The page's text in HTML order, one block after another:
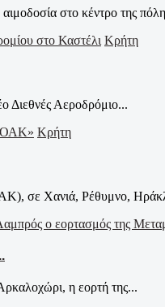
στο κέντρο της
Κρήτη
Διεθνές Αεροδρόμιο...
Κρήτη
σε Χανιά, Ρέθυμνο,
η εορτή της...